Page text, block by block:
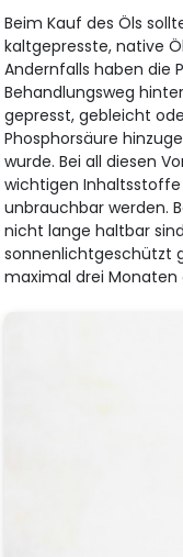
Beim Kauf des Öls
kaltgepresste, native
Andernfalls haben die
Behandlungsweg
gepresst, gebleicht
Phosphorsäure
wurde. Bei all diesen
wichtigen
unbrauchbar werden.
nicht lange haltbar
sonnenlichtgeschützt
maximal drei